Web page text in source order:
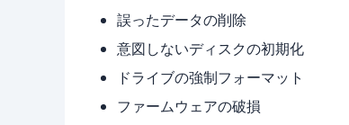
誤ったデータの削除
意図しないディスクの初期化
ドライブの強制フォーマット
ファームウェアの破損